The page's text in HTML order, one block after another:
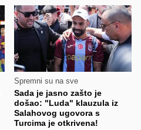
Spremni su na sve
Sada je jasno zašto je
došao: "Luda" klauzula iz
Salahovog ugovora s
Turcima je otkrivena!